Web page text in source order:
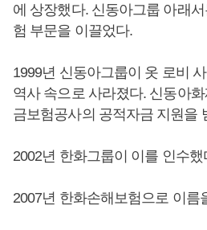
에 상장했다. 신동아그룹 아래
험 부문을 이끌었다.
1999년 신동아그룹이 옷 로비
역사 속으로 사라졌다. 신동아
금보험공사의 공적자금 지원을
2002년 한화그룹이 이를 인수했
2007년 한화손해보험으로 이름